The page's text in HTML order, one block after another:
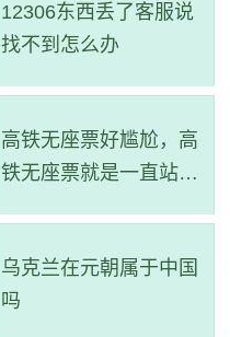
12306东西丢了客服说
找不到怎么办
高铁无座票好尴尬，高
铁无座票就是一直站着
乌克兰在元朝属于中国
吗